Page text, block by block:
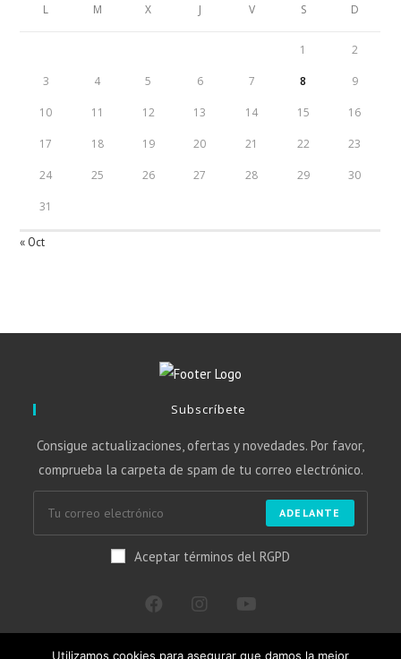
L M X J V S D
1 2
3 4 5 6 7 8 9
10 11 12 13 14 15 16
17 18 19 20 21 22 23
24 25 26 27 28 29 30
31
« Oct
Subscríbete
Consigue actualizaciones, ofertas y novedades. Por favor,
comprueba la carpeta de spam de tu correo electrónico.
ADELANTE
Aceptar términos del RGPD
Utilizamos cookies para asegurar que damos la mejor